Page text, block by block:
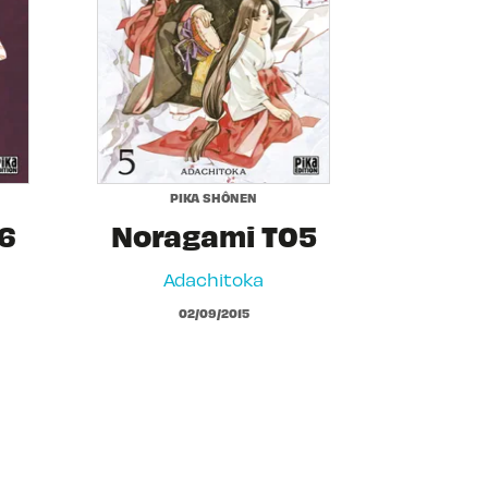
PIKA SHÔNEN
Noragami T05
Adachitoka
02/09/2015